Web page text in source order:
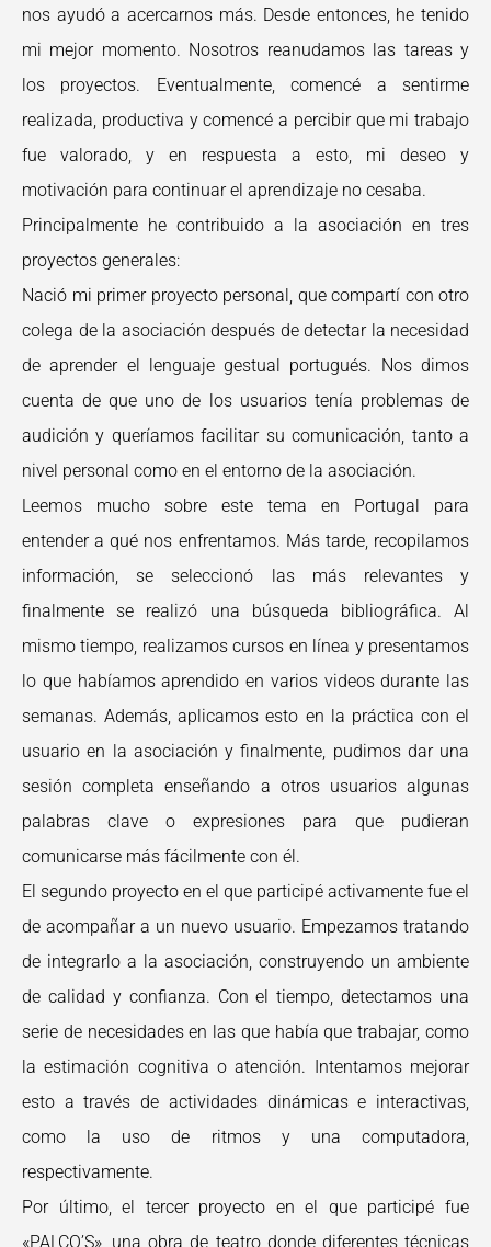
nos ayudó a acercarnos más. Desde entonces, he tenido
mi mejor momento. Nosotros reanudamos las tareas y
los proyectos. Eventualmente, comencé a sentirme
realizada, productiva y comencé a percibir que mi trabajo
fue valorado, y en respuesta a esto, mi deseo y
motivación para continuar el aprendizaje no cesaba.
Principalmente he contribuido a la asociación en tres
proyectos generales:
Nació mi primer proyecto personal, que compartí con otro
colega de la asociación después de detectar la necesidad
de aprender el lenguaje gestual portugués. Nos dimos
cuenta de que uno de los usuarios tenía problemas de
audición y queríamos facilitar su comunicación, tanto a
nivel personal como en el entorno de la asociación.
Leemos mucho sobre este tema en Portugal para
entender a qué nos enfrentamos. Más tarde, recopilamos
información, se seleccionó las más relevantes y
finalmente se realizó una búsqueda bibliográfica. Al
mismo tiempo, realizamos cursos en línea y presentamos
lo que habíamos aprendido en varios videos durante las
semanas. Además, aplicamos esto en la práctica con el
usuario en la asociación y finalmente, pudimos dar una
sesión completa enseñando a otros usuarios algunas
palabras clave o expresiones para que pudieran
comunicarse más fácilmente con él.
El segundo proyecto en el que participé activamente fue el
de acompañar a un nuevo usuario. Empezamos tratando
de integrarlo a la asociación, construyendo un ambiente
de calidad y confianza. Con el tiempo, detectamos una
serie de necesidades en las que había que trabajar, como
la estimación cognitiva o atención. Intentamos mejorar
esto a través de actividades dinámicas e interactivas,
como la uso de ritmos y una computadora,
respectivamente.
Por último, el tercer proyecto en el que participé fue
«PALCO’S», una obra de teatro donde diferentes técnicas